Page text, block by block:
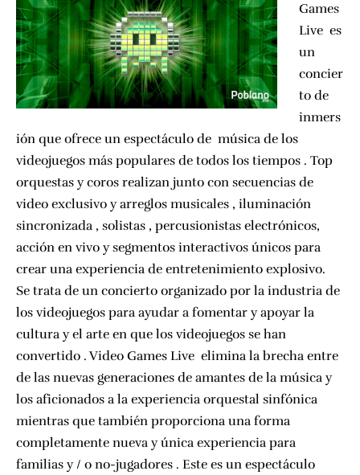
Games
Live es
un
concier
to de
inmers
ión que ofrece un espectáculo de música de los
videojuegos más populares de todos los tiempos . Top
orquestas y coros realizan junto con secuencias de
video exclusivo y arreglos musicales , iluminación
sincronizada , solistas , percusionistas electrónicos,
acción en vivo y segmentos interactivos únicos para
crear una experiencia de entretenimiento explosivo.
Se trata de un concierto organizado por la industria de
los videojuegos para ayudar a fomentar y apoyar la
cultura y el arte en que los videojuegos se han
convertido . Video Games Live elimina la brecha entre
de las nuevas generaciones de amantes de la música y
los aficionados a la experiencia orquestal sinfónica
mientras que también proporciona una forma
completamente nueva y única experiencia para
familias y / o no-jugadores . Este es un espectáculo